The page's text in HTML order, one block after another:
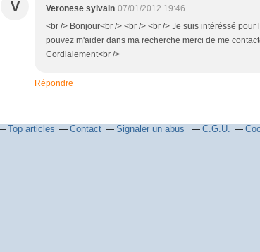
V Veronese sylvain 07/01/2012 19:46
<br /> Bonjour<br /> <br /> <br /> Je suis intéréssé
pouvez m'aider dans ma recherche merci de me
Cordialement<br />
Répondre
Top articles Contact Signaler un abus C.G.U.